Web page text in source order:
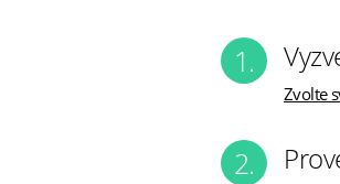
1.
Zvolte
2.